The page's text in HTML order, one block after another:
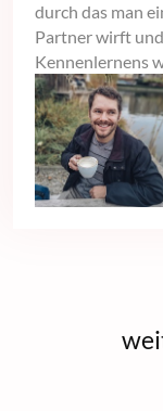
durch das man
Partner wirft
Kennenlernens